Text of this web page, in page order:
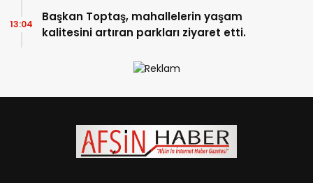
Başkan Toptaş, mahallelerin yaşam
kalitesini artıran parkları ziyaret etti.
13:04